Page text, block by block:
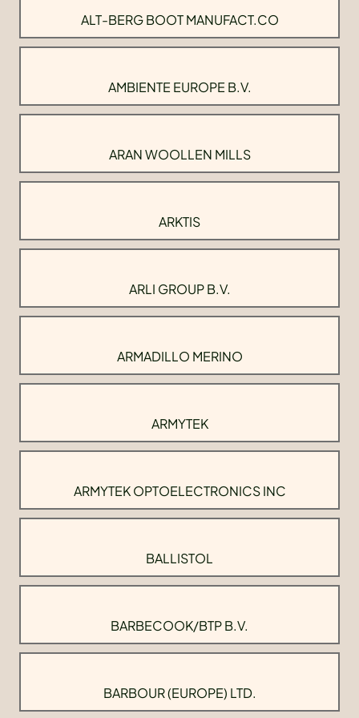
ALT-BERG BOOT MANUFACT.CO
AMBIENTE EUROPE B.V.
ARAN WOOLLEN MILLS
ARKTIS
ARLI GROUP B.V.
ARMADILLO MERINO
ARMYTEK
ARMYTEK OPTOELECTRONICS INC
BALLISTOL
BARBECOOK/BTP B.V.
BARBOUR (EUROPE) LTD.